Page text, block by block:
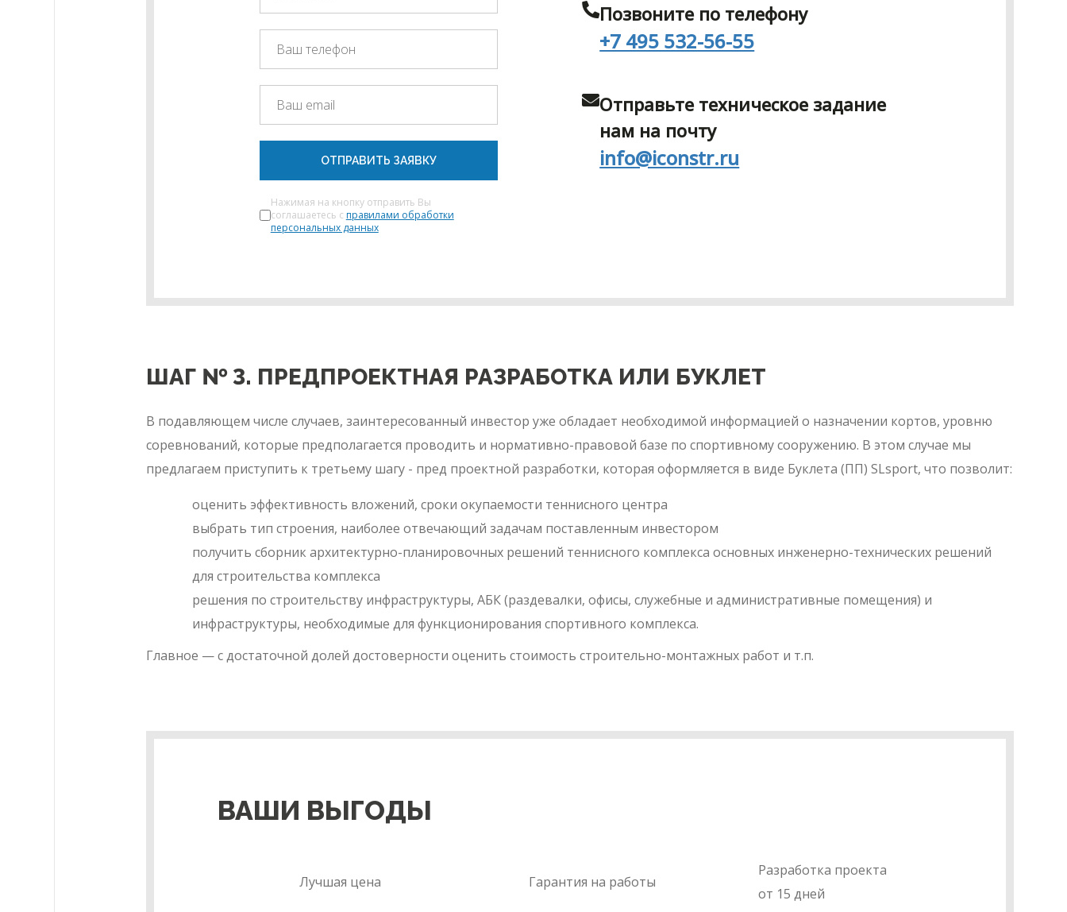
ОТПРАВИТЬ ЗАЯВКУ
Нажимая на кнопку отправить Вы
соглашаетесь с правилами обработки
персональных данных
Позвоните по телефону
+7 495 532-56-55
Отправьте техническое задание
нам на почту
info@iconstr.ru
ШАГ № 3. ПРЕДПРОЕКТНАЯ РАЗРАБОТКА ИЛИ БУКЛЕТ
В подавляющем числе случаев, заинтересованный инвестор уже обладает необходимой информацией о назначении кортов, уровню
соревнований, которые предполагается проводить и нормативно-правовой базе по спортивному сооружению. В этом случае мы
предлагаем приступить к третьему шагу - пред проектной разработки, которая оформляется в виде Буклета (ПП) SLsport, что позволит:
оценить эффективность вложений, сроки окупаемости теннисного центра
выбрать тип строения, наиболее отвечающий задачам поставленным инвестором
получить сборник архитектурно-планировочных решений теннисного комплекса основных инженерно-технических решений
для строительства комплекса
решения по строительству инфраструктуры, АБК (раздевалки, офисы, служебные и административные помещения) и
инфраструктуры, необходимые для функционирования спортивного комплекса.
Главное — с достаточной долей достоверности оценить стоимость строительно-монтажных работ и т.п.
ВАШИ ВЫГОДЫ
Лучшая цена Гарантия на работы
Разработка проекта
от 15 дней